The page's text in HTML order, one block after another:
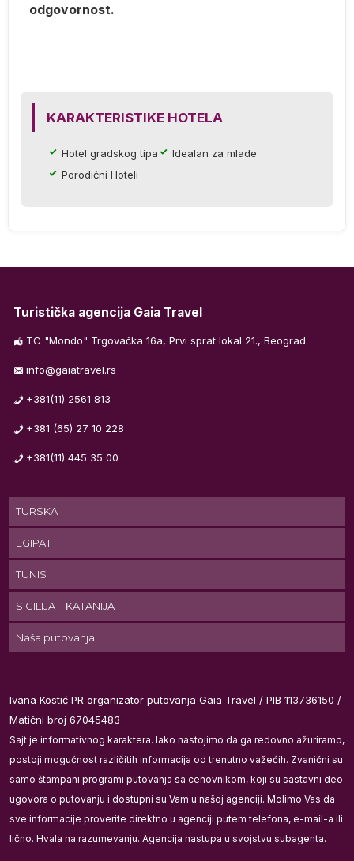
odgovornost.
KARAKTERISTIKE HOTELA
Hotel gradskog tipa
Idealan za mlade
Porodični Hoteli
Turistička agencija Gaia Travel
TC "Mondo" Trgovačka 16a, Prvi sprat lokal 21., Beograd
info@gaiatravel.rs
+381(11) 2561 813
+381 (65) 27 10 228
+381(11) 445 35 00
TURSKA
EGIPAT
TUNIS
SICILIJA – KATANIJA
Naša putovanja
Ivana Kostić PR organizator putovanja Gaia Travel / PIB 113736150 /
Matični broj 67045483
Sajt je informativnog karaktera. Iako nastojimo da ga redovno ažuriramo,
postoji mogućnost različitih informacija od trenutno važećih. Zvanični su
samo štampani programi putovanja sa cenovnikom, koji su sastavni deo
ugovora o putovanju i dostupni su Vam u našoj agenciji. Molimo Vas da
sve informacije proverite direktno u agenciji putem telefona, e-mail-a ili
lično. Hvala na razumevanju. Agencija nastupa u svojstvu subagenta.